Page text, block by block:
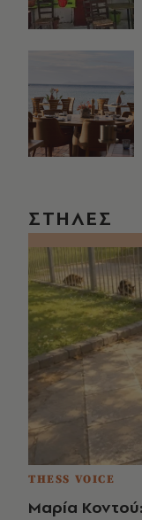
ΣΤΗΛΕΣ
THESS VOICE
Μαρία